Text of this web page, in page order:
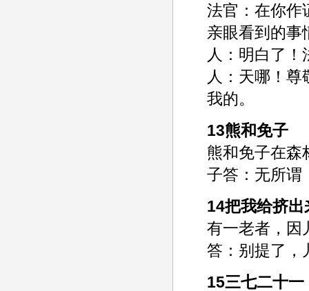
法官：在你作
亲眼看到的事
人：明白了
人：天哪！
我的。
13熊和免子
熊和免子在森
子答：无所谓
14把我给挤出
有一老者，因
答：别提了，
15三七二十一